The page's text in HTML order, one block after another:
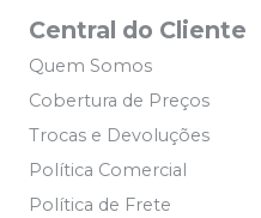
Central do Cliente
Quem Somos
Cobertura de Preços
Trocas e Devoluções
Política Comercial
Política de Frete